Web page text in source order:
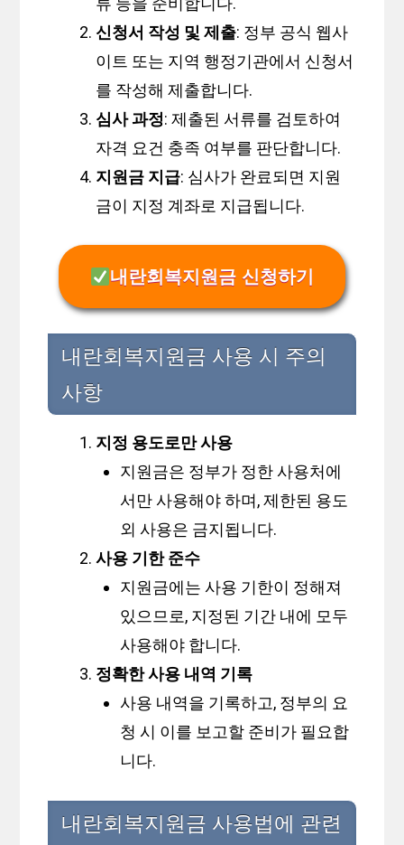
신청서 작성 및 제출: 정부 공식 웹사
이트 또는 지역 행정기관에서 신청서
를 작성해 제출합니다.
심사 과정: 제출된 서류를 검토하여
자격 요건 충족 여부를 판단합니다.
지원금 지급: 심사가 완료되면 지원
금이 지정 계좌로 지급됩니다.
내란회복지원금 신청하기
내란회복지원금 사용 시 주의
사항
지정 용도로만 사용
지원금은 정부가 정한 사용처에
서만 사용해야 하며, 제한된 용도
외 사용은 금지됩니다.
사용 기한 준수
지원금에는 사용 기한이 정해져
있으므로, 지정된 기간 내에 모두
사용해야 합니다.
정확한 사용 내역 기록
사용 내역을 기록하고, 정부의 요
청 시 이를 보고할 준비가 필요합
니다.
내란회복지원금 사용법에 관련